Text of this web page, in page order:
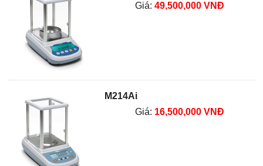
Giá:49,500,000 VNĐ
M214Ai
Giá: 16,500,000 VNĐ